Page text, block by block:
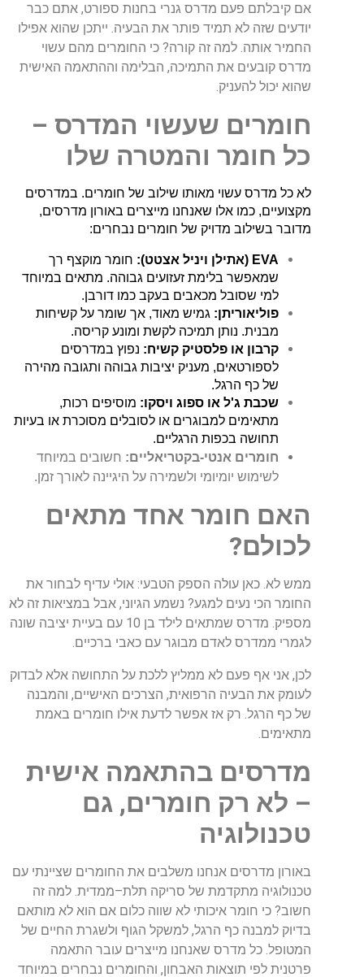
אם קיבלתם פעם מדרס גנרי בחנות ספורט, אתם כבר
יודעים שזה לא תמיד פותר את הבעיה. ייתכן שהוא אפילו
החמיר אותה. למה זה קורה? כי החומרים מהם עשוי
מדרס קובעים את התמיכה, הבלימה וההתאמה האישית
שהוא יכול להעניק.
חומרים שעשוי המדרס –
כל חומר והמטרה שלו
מדובר בשילוב מדויק של חומרים נבחרים:
EVA (אתילן ויניל אצטט):
למי שסובל מכאבים בעקב כמו דורבן.
פוליאוריתן:
מבנית. נותן תמיכה לקשת ומונע קריסה.
קרבון או פלסטיק קשיח:
של כף הרגל.
שכבת ג'ל או ספוג ויסקו:
תחושה בכפות הרגליים.
חומרים אנטי-בקטריאליים: חשובים במיוחד
לשימוש יומיומי ולשמירה על היגיינה לאורך זמן.
האם חומר אחד מתאים
לכולם?
ממש לא. כאן עולה הספק הטבעי: אולי עדיף לבחור את
החומר הכי נעים למגע? נשמע הגיוני, אבל במציאות זה לא
מספיק. מדרס שמתאים לילד בן עם בעיית יציבה שונה
לגמרי ממדרס לאדם מבוגר עם כאבי ברכיים.
לכן, אני אף פעם לא ממליץ ללכת על התחושה אלא לבדוק
לעומק את הבעיה הרפואית, הצרכים האישיים, והמבנה
של כף הרגל. רק אז אפשר לדעת אילו חומרים באמת
מתאימים.
מדרסים בהתאמה אישית
– לא רק חומרים, גם
טכנולוגיה
באורון מדרסים אנחנו משלבים את החומרים שציינתי עם
טכנולוגיה מתקדמת של סריקה תלת–ממדית. למה זה
חשוב? כי חומר איכותי לא שווה כלום אם הוא לא מותאם
בדיוק למבנה כף הרגל, למשקל הגוף ולשגרת החיים של
המטופל. כל מדרס שאנחנו מייצרים עובר התאמה
פרטנית לפי תוצאות האבחון, והחומרים נבחרים במיוחד